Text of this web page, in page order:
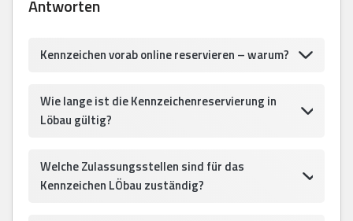
Antworten
Kennzeichen vorab online reservieren – warum?
Wie lange ist die Kennzeichenreservierung in
Löbau gültig?
Welche Zulassungsstellen sind für das
Kennzeichen LÖbau zuständig?